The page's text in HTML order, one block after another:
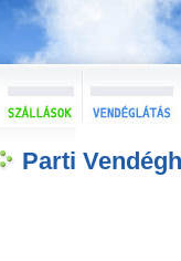
Parti